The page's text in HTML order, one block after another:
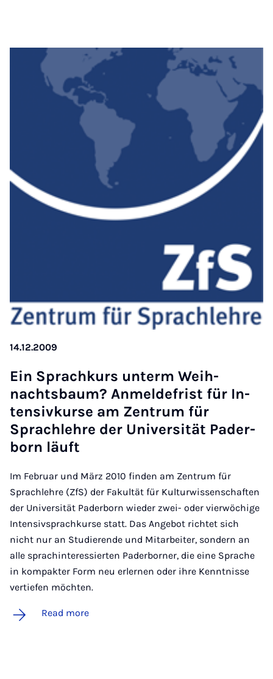
14.12.2009
Ein Sprac­h­kurs un­term Weih­
nachts­baum? An­melde­frist für In­
tens­ivkur­se am Zen­trum für
Sprach­lehre der Uni­versität Pader­
born läuft
Im Februar und März 2010 finden am Zentrum für
Sprachlehre (ZfS) der Fakultät für Kulturwissenschaften
der Universität Paderborn wieder zwei- oder vierwöchige
Intensivsprachkurse statt. Das Angebot richtet sich
nicht nur an Studierende und Mitarbeiter, sondern an
alle sprachinteressierten Paderborner, die eine Sprache
in kompakter Form neu erlernen oder ihre Kenntnisse
vertiefen möchten.
Read more